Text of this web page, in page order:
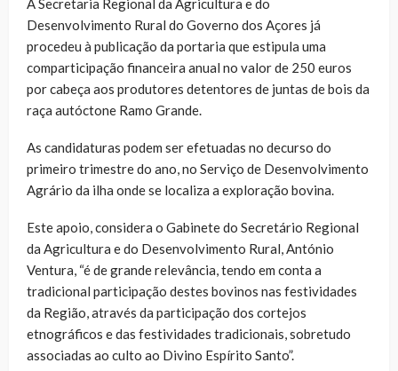
A Secretaria Regional da Agricultura e do
Desenvolvimento Rural do Governo dos Açores já
procedeu à publicação da portaria que estipula uma
comparticipação financeira anual no valor de 250 euros
por cabeça aos produtores detentores de juntas de bois da
raça autóctone Ramo Grande.
As candidaturas podem ser efetuadas no decurso do
primeiro trimestre do ano, no Serviço de Desenvolvimento
Agrário da ilha onde se localiza a exploração bovina.
Este apoio, considera o Gabinete do Secretário Regional
da Agricultura e do Desenvolvimento Rural, António
Ventura, “é de grande relevância, tendo em conta a
tradicional participação destes bovinos nas festividades
da Região, através da participação dos cortejos
etnográficos e das festividades tradicionais, sobretudo
associadas ao culto ao Divino Espírito Santo”.